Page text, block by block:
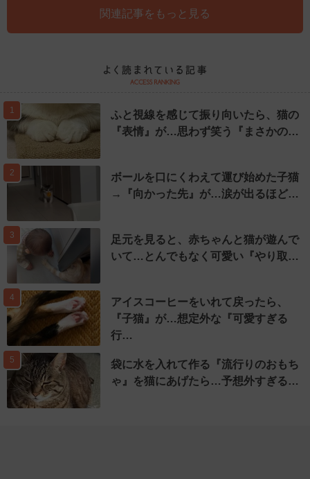
関連記事をもっと見る
1
ふと視線を感じて振り向いたら、猫の
『表情』が…思わず笑う『まさかの…
2
ボールを口にくわえて運び始めた子猫
→『向かった先』が…涙が出るほど…
3
足元を見ると、赤ちゃんと猫が遊んで
いて…とんでもなく可愛い『やり取…
4
アイスコーヒーをいれて戻ったら、
『子猫』が…想定外な『可愛すぎる
行…
5
袋に水を入れて作る『流行りのおもち
ゃ』を猫にあげたら…予想外すぎる…